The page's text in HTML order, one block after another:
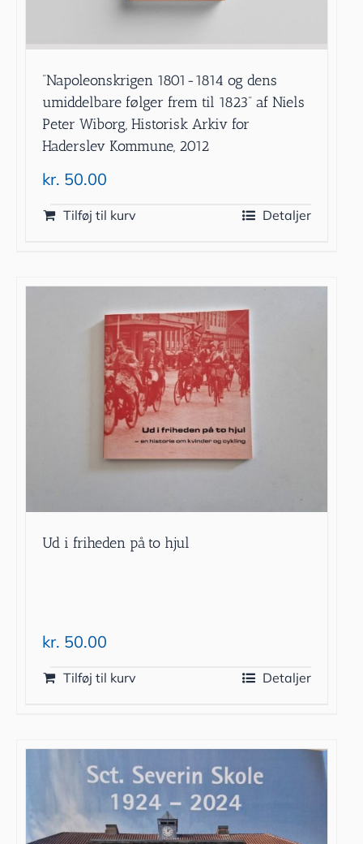
”Napoleonskrigen 1801-1814 og dens
umiddelbare følger frem til 1823” af Niels
Peter Wiborg, Historisk Arkiv for
Haderslev Kommune, 2012
kr. 50.00
Tilføj til kurv Detaljer
Ud i friheden på to hjul
kr. 50.00
Tilføj til kurv Detaljer